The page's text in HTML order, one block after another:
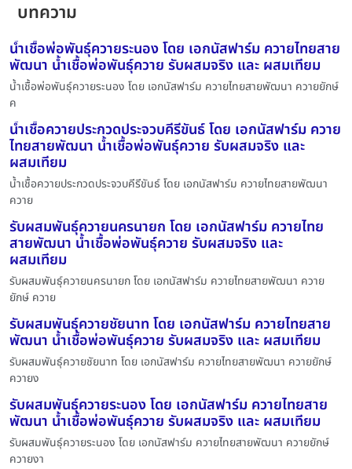
บทความ
น้ำเชื้อพ่อพันธุ์ควายระนอง โดย เอกนัสฟาร์ม ควายไทยสาย
พัฒนา น้ำเชื้อพ่อพันธุ์ควาย รับผสมจริง และ ผสมเทียม
น้ำเชื้อพ่อพันธุ์ควายระนอง โดย เอกนัสฟาร์ม ควายไทยสายพัฒนา ควายยักษ์
ค
น้ำเชื้อควายประกวดประจวบคีรีขันธ์ โดย เอกนัสฟาร์ม ควาย
ไทยสายพัฒนา น้ำเชื้อพ่อพันธุ์ควาย รับผสมจริง และ
ผสมเทียม
น้ำเชื้อควายประกวดประจวบคีรีขันธ์ โดย เอกนัสฟาร์ม ควายไทยสายพัฒนา
ควาย
รับผสมพันธุ์ควายนครนายก โดย เอกนัสฟาร์ม ควายไทย
สายพัฒนา น้ำเชื้อพ่อพันธุ์ควาย รับผสมจริง และ
ผสมเทียม
รับผสมพันธุ์ควายนครนายก โดย เอกนัสฟาร์ม ควายไทยสายพัฒนา ควาย
ยักษ์ ควาย
รับผสมพันธุ์ควายชัยนาท โดย เอกนัสฟาร์ม ควายไทยสาย
พัฒนา น้ำเชื้อพ่อพันธุ์ควาย รับผสมจริง และ ผสมเทียม
รับผสมพันธุ์ควายชัยนาท โดย เอกนัสฟาร์ม ควายไทยสายพัฒนา ควายยักษ์
ควายง
รับผสมพันธุ์ควายระนอง โดย เอกนัสฟาร์ม ควายไทยสาย
พัฒนา น้ำเชื้อพ่อพันธุ์ควาย รับผสมจริง และ ผสมเทียม
รับผสมพันธุ์ควายระนอง โดย เอกนัสฟาร์ม ควายไทยสายพัฒนา ควายยักษ์
ควายงา